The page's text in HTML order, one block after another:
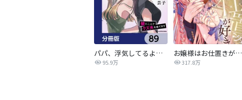
パパ、浮気してるよ？娘と二人でクズ夫を捨てます【分冊版】
95.9万
お嬢様はお仕置きが好き
317.8万